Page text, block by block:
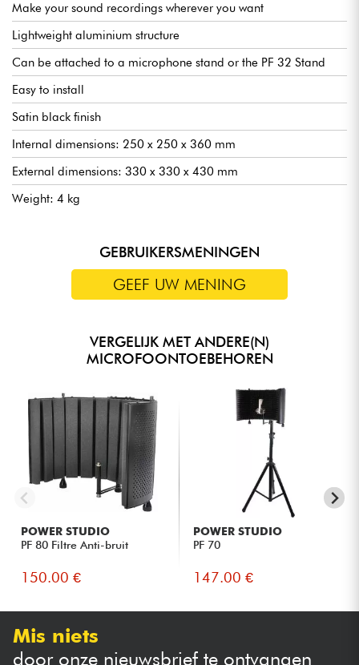
Make your sound recordings wherever you want
Lightweight aluminium structure
Can be attached to a microphone stand or the PF 32 Stand
Easy to install
Satin black finish
Internal dimensions: 250 x 250 x 360 mm
External dimensions: 330 x 330 x 430 mm
Weight: 4 kg
GEBRUIKERSMENINGEN
GEEF UW MENING
VERGELIJK MET ANDERE(N)
MICROFOONTOEBEHOREN
POWER STUDIO
PF 80 Filtre Anti-bruit
150.00 €
POWER STUDIO
PF 70
147.00 €
Mis niets
door onze nieuwsbrief te ontvangen